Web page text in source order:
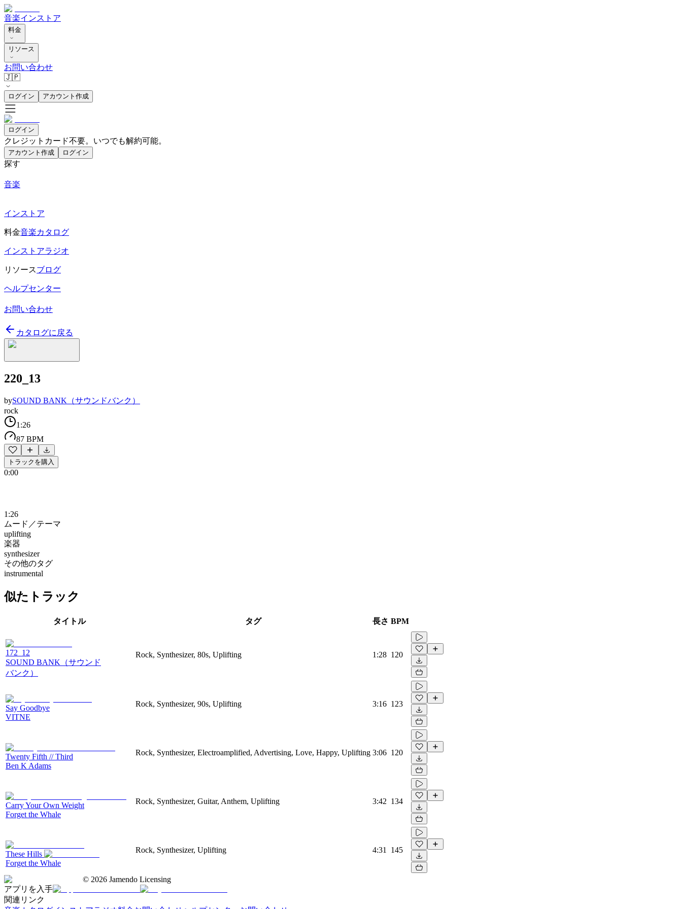
音楽インストア
料金
リソース
お問い合わせ
🇯🇵
ログイン アカウント作成
ログイン
クレジットカード不要。いつでも解約可能。
アカウント作成 ログイン
探す
音楽
インストア
料金音楽カタログ
インストアラジオ
リソースブログ
ヘルプセンター
お問い合わせ
カタログに戻る
220_13
bySOUND BANK（サウンドバンク）
rock
1:26
87 BPM
トラックを購入
0:00
1:26
ムード／テーマ
uplifting
楽器
synthesizer
その他のタグ
instrumental
似たトラック
タイトル タグ 長さ BPM
172_12
SOUND BANK（サウンド
バンク）
Rock, Synthesizer, 80s, Uplifting 1:28 120
Say Goodbye
VITNE
Rock, Synthesizer, 90s, Uplifting 3:16 123
Twenty Fifth // Third
Ben K Adams
Rock, Synthesizer, Electroamplified, Advertising, Love, Happy, Uplifting 3:06 120
Carry Your Own Weight
Forget the Whale
Rock, Synthesizer, Guitar, Anthem, Uplifting 3:42 134
These Hills
Forget the Whale
Rock, Synthesizer, Uplifting 4:31 145
© 2026 Jamendo Licensing
アプリを入手
関連リンク